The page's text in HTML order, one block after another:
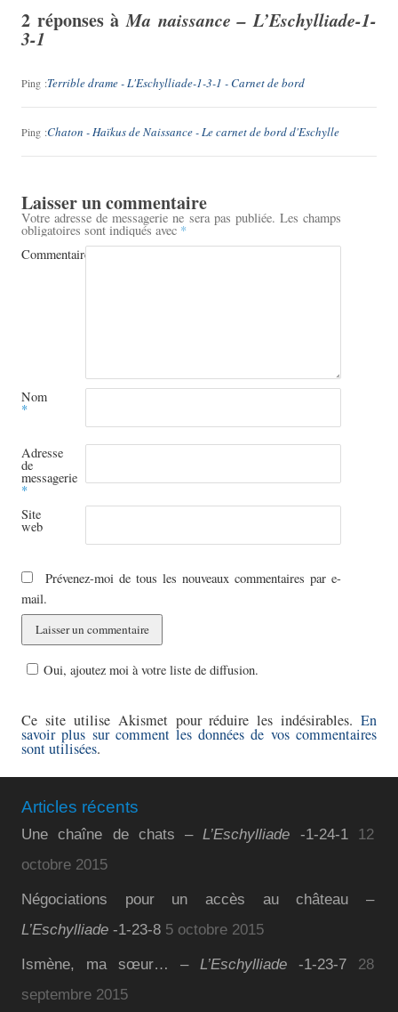
2 réponses àMa naissance –L’Eschylliade-1-
3-1
Ping :Terrible drame - L'Eschylliade-1-3-1 - Carnet de bord
Ping :Chaton - Haïkus de Naissance - Le carnet de bord d'Eschylle
Laisser un commentaire
Votre adresse de messagerie ne sera pas publiée. Les champs
obligatoires sont indiqués avec *
Commentaire
Nom
*
Adresse
de
messagerie
*
Site
web
Prévenez-moi de tous les nouveaux commentaires par e-
mail.
Oui, ajoutez moi à votre liste de diffusion.
Ce site utilise Akismet pour réduire les indésirables. En
savoir plus sur comment les données de vos commentaires
sont utilisées.
Articles récents
Une chaîne de chats –L’Eschylliade -1-24-1
12
octobre 2015
Négociations pour un accès au château –
L’Eschylliade -1-23-8 5 octobre 2015
Ismène, ma sœur… – L’Eschylliade-1-23-7
28
septembre 2015